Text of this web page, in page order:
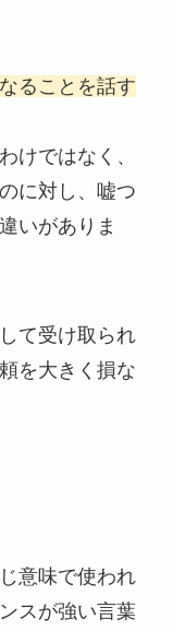
ることを話す
けではなく、
に対し、嘘つ
いがありま
て受け取られ
を大きく損な
意味で使われ
スが強い言葉